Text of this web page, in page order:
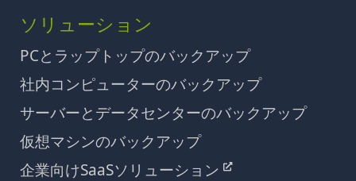
ソリューション
PCとラップトップのバックアップ
社内コンピューターのバックアップ
サーバーとデータセンターのバックアップ
仮想マシンのバックアップ
企業向けSaaSソリューション